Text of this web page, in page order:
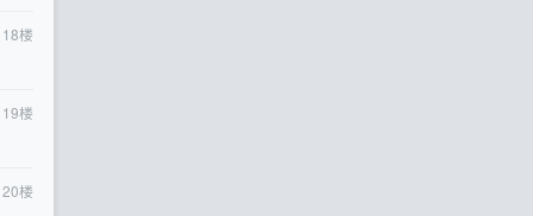
18楼
19楼
20楼